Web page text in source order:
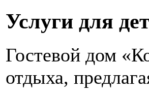
Услуги для
Гостевой дом
отдыха,